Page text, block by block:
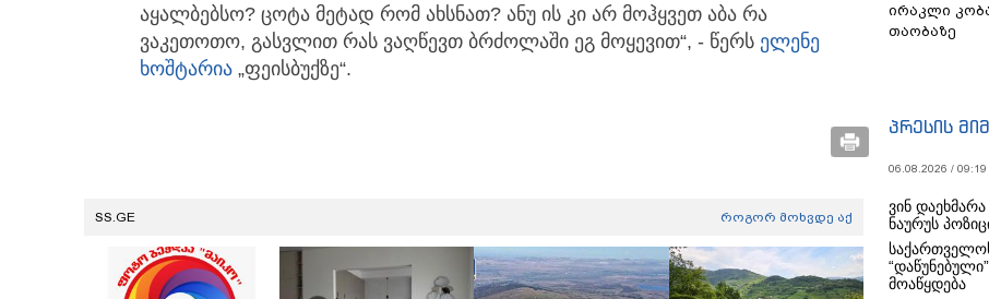
აყალბებსო? ცოტა მეტად რომ ახსნათ? ანუ ის კი არ მოჰყვეთ აბა რა
ვაკეთოთო, გასვლით რას ვაღწევთ ბრძოლაში ეგ მოყევით“, - წერს ელენე
ხოშტარია „ფეისბუქზე“.
SS.GE როგორ მოხვდე აქ
ირაკლი
თაობაზე
პრესის
06.08.2026 / 09:19
ვინ
ნაურუს
მოაწყდება